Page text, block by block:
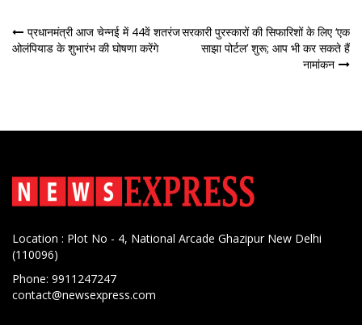
पोस्ट
नेविगेशन
प्रधानमंत्री आज चेन्नई में 44वें शतरंज
ओलंपियाड के शुभारंभ की घोषणा करेंगे
सरकारी पुरस्कारों की सिफारिशों के लिए ‘एक
साझा पोर्टल’ शुरू; आप भी कर सकते हैं
नामांकन
Location : Plot No - 4, National Arcade Ghazipur New Delhi
(110096)
Phone: 9911247247
contact@newsexpress.com